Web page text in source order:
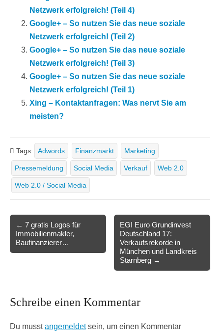
Netzwerk erfolgreich! (Teil 4)
Google+ – So nutzen Sie das neue soziale
Netzwerk erfolgreich! (Teil 2)
Google+ – So nutzen Sie das neue soziale
Netzwerk erfolgreich! (Teil 3)
Google+ – So nutzen Sie das neue soziale
Netzwerk erfolgreich! (Teil 1)
Xing – Kontaktanfragen: Was nervt Sie am
meisten?
Tags: Adwords Finanzmarkt Marketing
Pressemeldung Social Media Verkauf Web 2.0
Web 2.0 / Social Media
Post
navigation
← 7 gratis Logos für
Immobilienmakler,
Baufinanzierer…
EGI Euro Grundinvest
Deutschland 17:
Verkaufsrekorde in
München und Landkreis
Starnberg →
Schreibe einen Kommentar
Du musstangemeldetsein, um einen Kommentar